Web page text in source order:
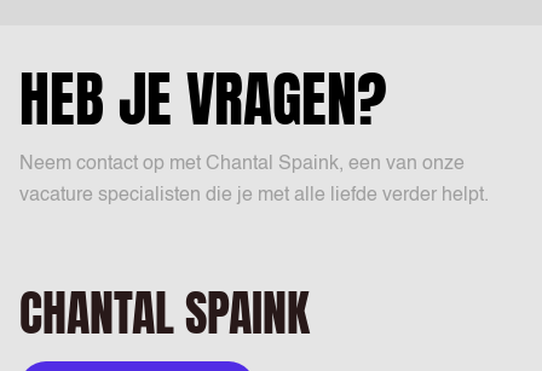
HEB JE VRAGEN?
Neem contact op met Chantal Spaink, een van onze
vacature specialisten die je met alle liefde verder helpt.
CHANTAL SPAINK